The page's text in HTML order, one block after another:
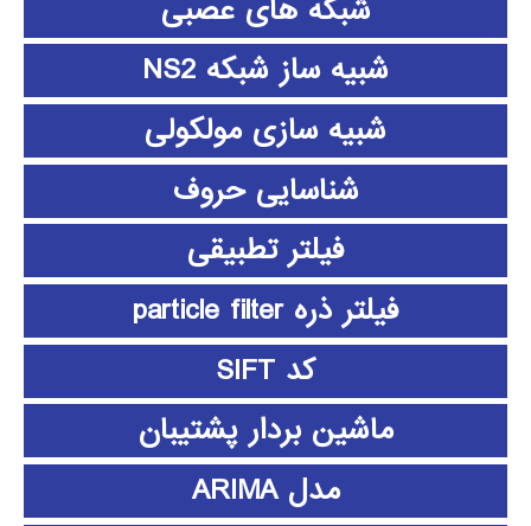
شبکه های عصبی
شبیه ساز شبکه NS2
شبیه سازی مولکولی
شناسایی حروف
فیلتر تطبیقی
فیلتر ذره particle filter
کد SIFT
ماشین بردار پشتیبان
مدل ARIMA